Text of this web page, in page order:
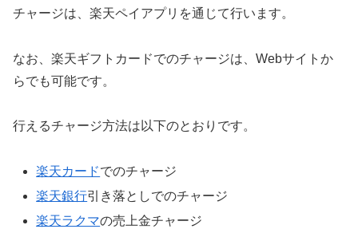
チャージは、楽天ペイアプリを通じて行います。
なお、楽天ギフトカードでのチャージは、Webサイトか
らでも可能です。
行えるチャージ方法は以下のとおりです。
楽天カードでのチャージ
楽天銀行引き落としでのチャージ
楽天ラクマの売上金チャージ